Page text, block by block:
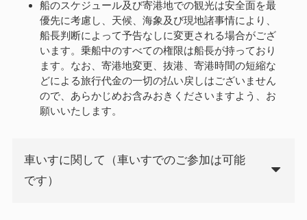
船のスケジュール及び寄港地での観光は安全面を最
優先に考慮し、天候、海象及び現地諸事情により、
船長判断によって予告なしに変更される場合がござ
います。乗船中のすべての権限は船長が持っており
ます。なお、寄港地変更、抜港、寄港時間の短縮な
どによる旅行代金の一切の払い戻しはございません
ので、あらかじめお含みおきくださいますよう、お
願いいたします。
車いすに関して（車いすでのご参加は可能
です）